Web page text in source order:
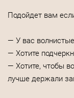
Подойдет вам
— У вас
— Хотите
— Хотите, чтобы
лучше держали